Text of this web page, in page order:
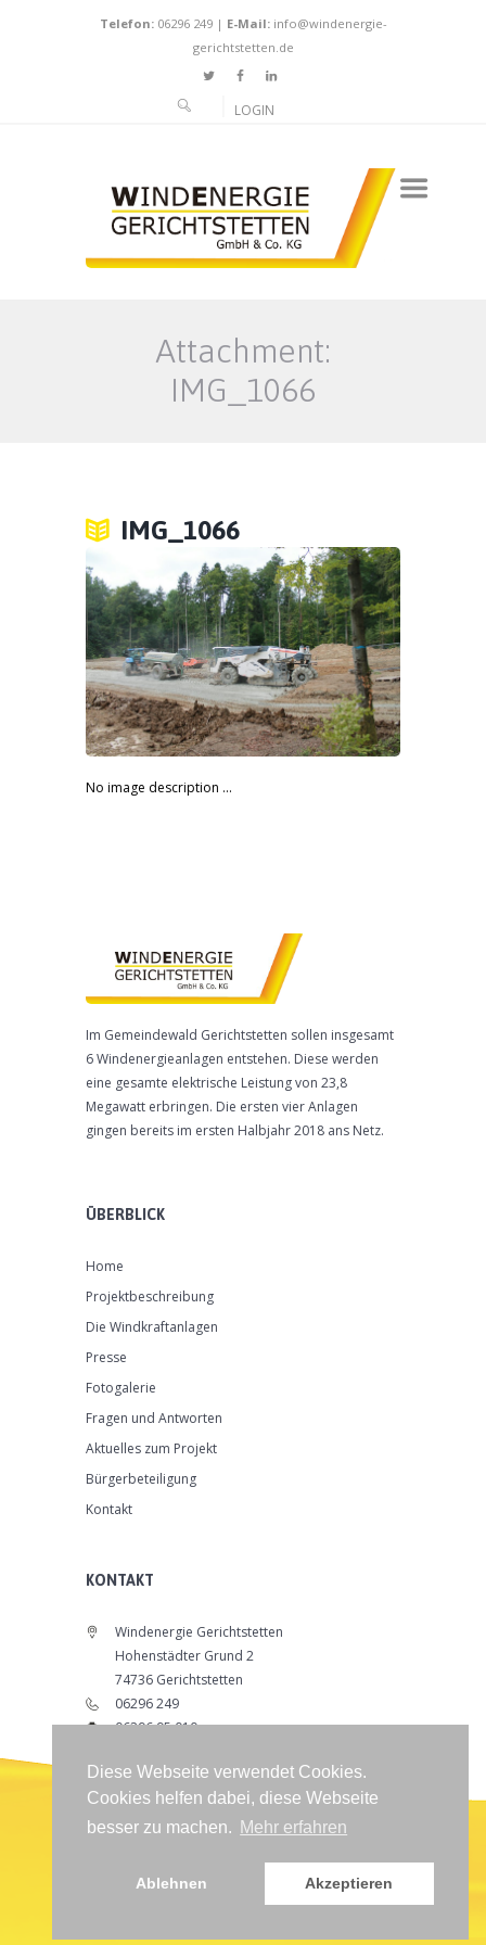
Telefon:06296 249| E-Mail: info@windenergie-
gerichtstetten.de
LOGIN
Attachment:
IMG_1066
IMG_1066
No image description ...
Im Gemeindewald Gerichtstetten sollen insgesamt
6 Windenergieanlagen entstehen. Diese werden
eine gesamte elektrische Leistung von 23,8
Megawatt erbringen. Die ersten vier Anlagen
gingen bereits im ersten Halbjahr 2018 ans Netz.
ÜBERBLICK
Home
Projektbeschreibung
Die Windkraftanlagen
Presse
Fotogalerie
Fragen und Antworten
Aktuelles zum Projekt
Bürgerbeteiligung
Kontakt
KONTAKT
Windenergie Gerichtstetten
Hohenstädter Grund 2
74736 Gerichtstetten
06296 249
06296 95 010
www.windenergie-gerichtstetten.de
Impressum|Datenschutzerklärung|Sitemap
All Rights Reserved.
Diese Webseite verwendet Cookies.
Cookies helfen dabei, diese Webseite
besser zu machen.
Mehr erfahren
Ablehnen Akzeptieren